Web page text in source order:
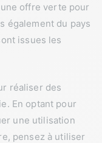
offre verte pour
également du pays
issues les
réaliser des
En optant pour
une utilisation
pensez à utiliser